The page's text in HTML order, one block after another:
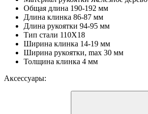
Общая длина 190-192 мм
Длина клинка 86-87 мм
Длина рукоятки 94-95 мм
Тип стали 110Х18
Ширина клинка 14-19 мм
Ширина рукоятки, max 30 мм
Толщина клинка 4 мм
Аксессуары: